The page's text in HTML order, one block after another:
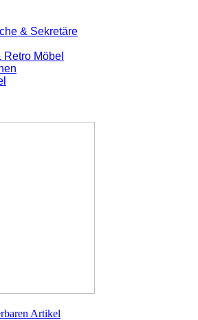
& Sekretäre
Retro Möbel
Artikel